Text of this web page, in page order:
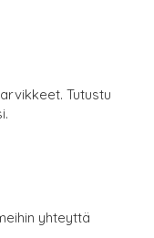
Tutustu
yhteyttä